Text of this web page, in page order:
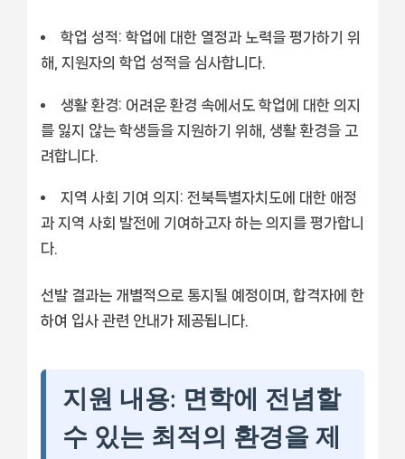
학업 성적: 학업에 대한 열정과 노력을 평가하기 위
해, 지원자의 학업 성적을 심사합니다.
생활 환경: 어려운 환경 속에서도 학업에 대한 의지
를 잃지 않는 학생들을 지원하기 위해, 생활 환경을 고
려합니다.
지역 사회 기여 의지: 전북특별자치도에 대한 애정
과 지역 사회 발전에 기여하고자 하는 의지를 평가합니
다.
선발 결과는 개별적으로 통지될 예정이며, 합격자에 한
하여 입사 관련 안내가 제공됩니다.
지원 내용: 면학에 전념할
수 있는 최적의 환경을 제